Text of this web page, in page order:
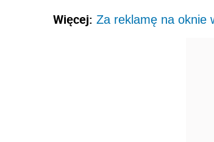
Więcej: Za reklamę na oknie